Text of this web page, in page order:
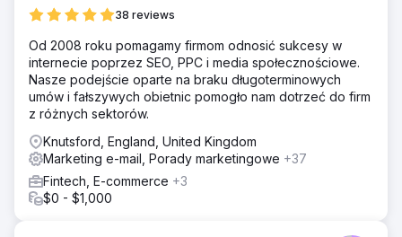
38 reviews
Od 2008 roku pomagamy firmom odnosić sukcesy w
internecie poprzez SEO, PPC i media społecznościowe.
Nasze podejście oparte na braku długoterminowych
umów i fałszywych obietnic pomogło nam dotrzeć do firm
z różnych sektorów.
Knutsford, England, United Kingdom
Marketing e-mail, Porady marketingowe +37
Fintech, E-commerce +3
$0 - $1,000